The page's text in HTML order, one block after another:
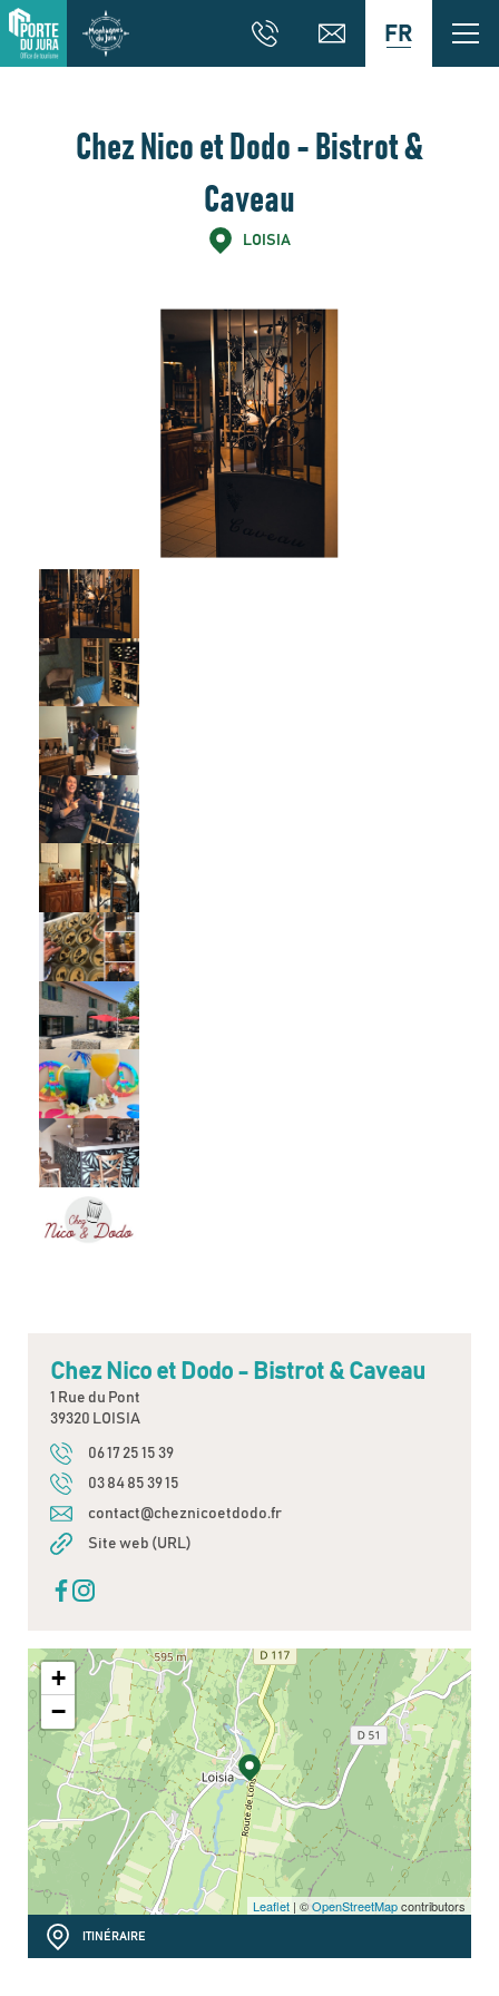
FR
Chez Nico et Dodo - Bistrot &
Caveau
LOISIA
Chez Nico et Dodo - Bistrot & Caveau
1 Rue du Pont
39320 LOISIA
06 17 25 15 39
03 84 85 39 15
contact@cheznicoetdodo.fr
Site web (URL)
+
−
Leaflet | ©OpenStreetMapcontributors
ITINÉRAIRE